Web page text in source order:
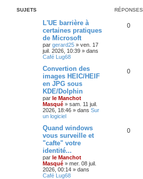
r r
SUJETS RÉPONSES
L'UE barrière à
certaines pratiques
de Microsoft
par gerard25 » ven. 17
juil. 2026, 10:39 » dans
Café Lug68
0
Convertion des
images HEIC/HEIF
en JPG sous
KDE/Dolphin
par le Manchot
Masqué » sam. 11 juil.
2026, 18:46 » dans Sur
un logiciel
0
Quand windows
vous surveille et
"cafte" votre
identité...
par le Manchot
Masqué » mer. 08 juil.
2026, 00:14 » dans
Café Lug68
0